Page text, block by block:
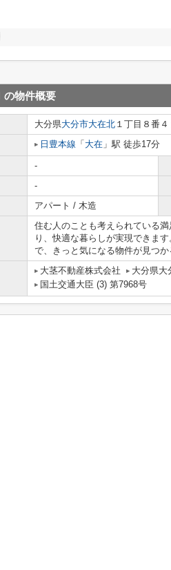
の物件概要
大分県大分市大在北 １丁目８番
日豊本線 「 大在 」駅 徒歩17分
-
-
アパート / 木造
住む人のことも考えられている
り、快適な暮らしが実現できま
で、きっと気になる物件が見つか
大茎不動産株式会社 大分県大
国土交通大臣 (3) 第7968号